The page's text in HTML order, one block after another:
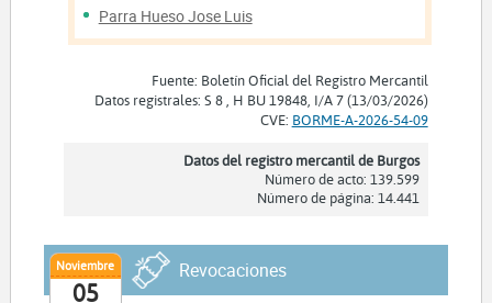
Parra Hueso Jose Luis
Fuente: Boletín Oficial del Registro Mercantil
Datos registrales: S 8 , H BU 19848, I/A 7 (13/03/2026)
CVE: BORME-A-2026-54-09
Datos del registro mercantil de Burgos
Número de acto: 139.599
Número de página: 14.441
Noviembre
05
Revocaciones